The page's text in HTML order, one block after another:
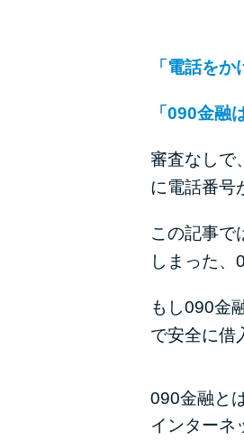
「電話を
「090金融
審査なしで
に電話番号
この記事で
しまった、
もし090金
で安全に借
090金融と
インターネ